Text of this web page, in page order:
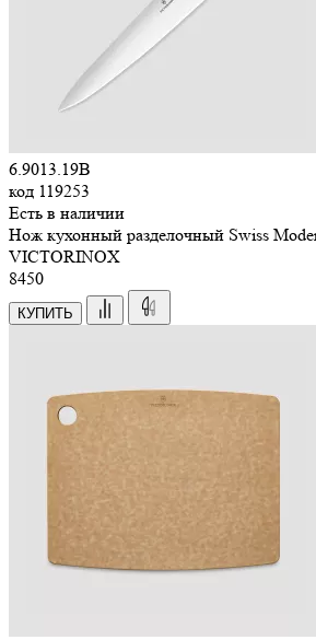
6.9013.19B
код 119253
Есть в наличии
Нож кухонный разделочный Swiss
VICTORINOX
8450
КУПИТЬ